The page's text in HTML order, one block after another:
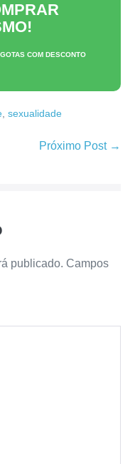
COM DESCONTO
sexualidade
Próximo Post →
publicado. Campos